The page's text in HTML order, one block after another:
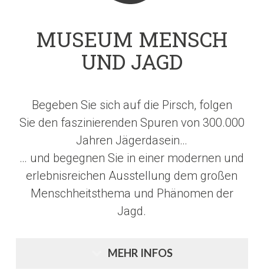
MUSEUM MENSCH
UND JAGD
Begeben Sie sich auf die Pirsch, folgen
Sie den faszinierenden Spuren von 300.000
Jahren Jägerdasein…
… und begegnen Sie in einer modernen und
erlebnisreichen Ausstellung dem großen
Menschheitsthema und Phänomen der
Jagd.
MEHR INFOS